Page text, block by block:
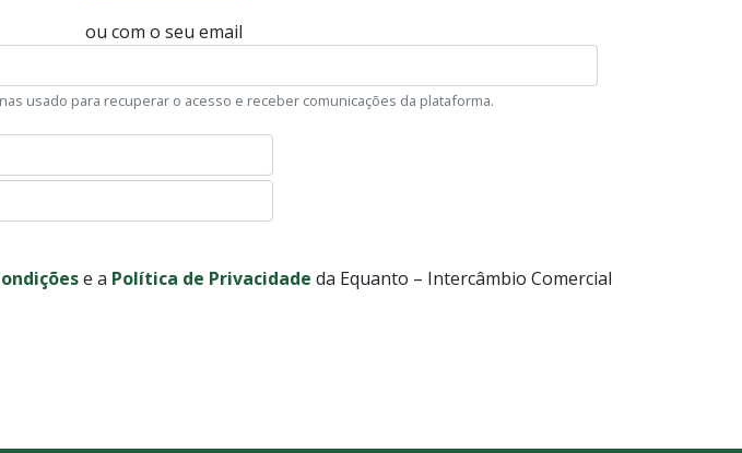
ou com o seu email
usado para recuperar o acesso e receber comunicações da plataforma.
e a Política de Privacidade da Equanto – Intercâmbio Comercial